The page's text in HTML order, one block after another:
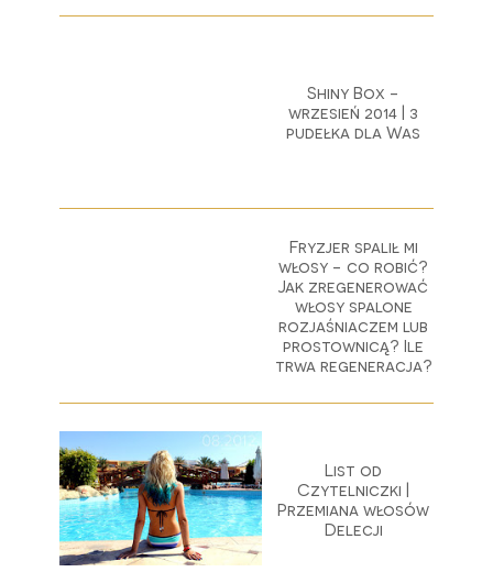
Shiny Box -
wrzesień 2014 | 3
pudełka dla Was
Fryzjer spalił mi
włosy - co robić?
Jak zregenerować
włosy spalone
rozjaśniaczem lub
prostownicą? Ile
trwa regeneracja?
List od
Czytelniczki |
Przemiana włosów
Delecji